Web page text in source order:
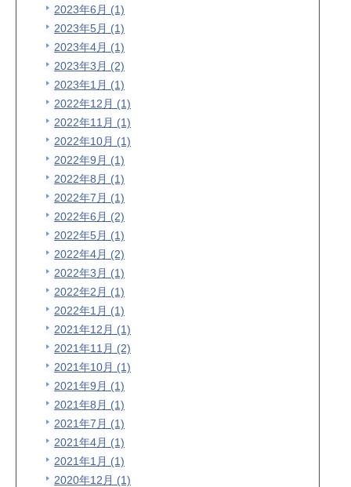
2023年6月 (1)
2023年5月 (1)
2023年4月 (1)
2023年3月 (2)
2023年1月 (1)
2022年12月 (1)
2022年11月 (1)
2022年10月 (1)
2022年9月 (1)
2022年8月 (1)
2022年7月 (1)
2022年6月 (2)
2022年5月 (1)
2022年4月 (2)
2022年3月 (1)
2022年2月 (1)
2022年1月 (1)
2021年12月 (1)
2021年11月 (2)
2021年10月 (1)
2021年9月 (1)
2021年8月 (1)
2021年7月 (1)
2021年4月 (1)
2021年1月 (1)
2020年12月 (1)